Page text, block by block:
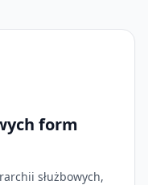
form
służbowych,